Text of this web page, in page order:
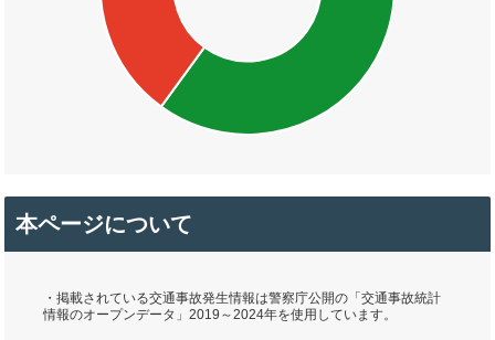
本ページについて
・掲載されている交通事故発生情報は警察庁公開の「交通事故統計
情報のオープンデータ」2019～2024年を使用しています。